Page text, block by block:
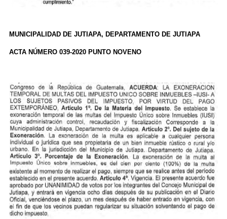
MUNICIPALIDAD DE JUTIAPA, DEPARTAMENTO DE JUTIAPA
ACTA NÚMERO 039-2020 PUNTO NOVENO